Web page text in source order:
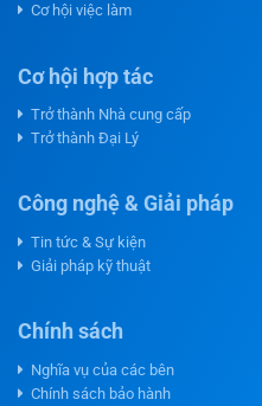
Cơ hội việc làm
Cơ hội hợp tác
Trở thành Nhà cung cấp
Trở thành Đại Lý
Công nghệ & Giải pháp
Tin tức & Sự kiện
Giải pháp kỹ thuật
Chính sách
Nghĩa vụ của các bên
Chính sách bảo hành